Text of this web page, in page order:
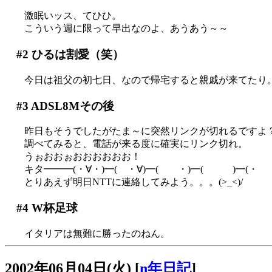
激眠いッス、てひひ。
こういう週に限って早出なのよ、あうあう～～
#2 ひるは割愛（笑）
今日は祖父の初七日、なので帰宅すると親戚が来てたり。
#3 ADSL8Mその後
昨日もそうでしたがたま～に突然リンクが切れるですよ
調べてみると、電話が来る度に確実にリンク切れ。
うぉおおぉおおおおおお！
キタ━━━(・∀・)━( ・∀)━( ・)━( )━(・
とりあえず明日NTTに連絡してみよう。。。(>_<)/
#4W杯足球
イタリアは無難に勝ったのねん。
2002年06月04日(火) [n年日記]